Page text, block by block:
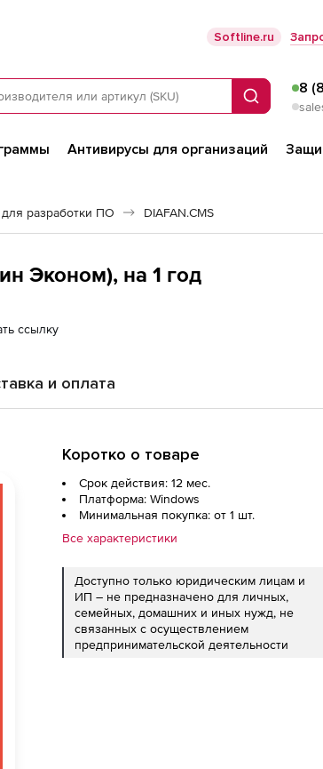
Softline.ru
Поиск
8
Антивирусы для организаций
разработки ПО DIAFAN.CMS
Эконом), на 1 год
ссылку
и оплата
Коротко о товаре
Срок действия: 12 мес.
Платформа: Windows
Минимальная покупка: от 1 шт.
Все характеристики
Доступно только юридическим лицам и
ИП – не предназначено для личных,
семейных, домашних и иных нужд, не
связанных с осуществлением
предпринимательской деятельности